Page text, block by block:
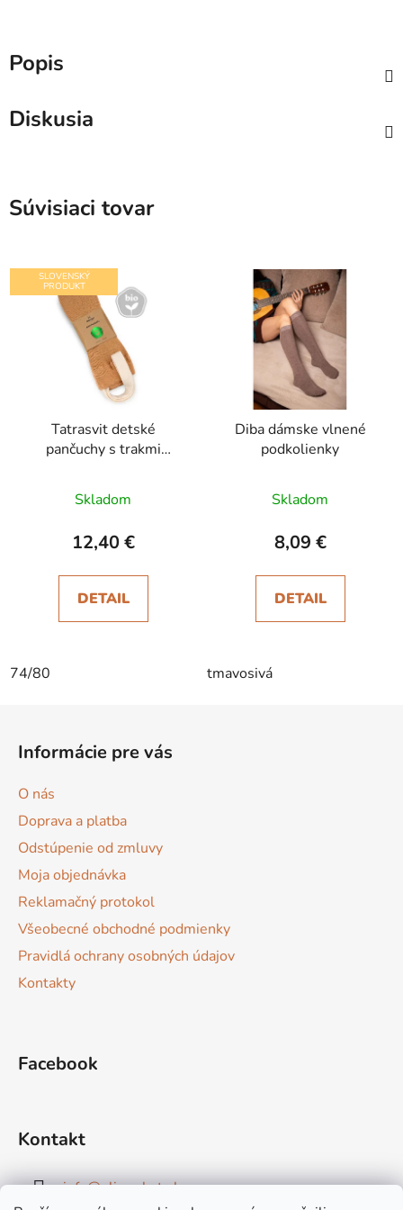
Popis
Diskusia
Súvisiaci tovar
SLOVENSKÝ
PRODUKT
Tatrasvit detské
pančuchy s trakmi
Skladom
12,40 €
DETAIL
74/80
Diba dámske vlnené
podkolienky
Skladom
8,09 €
DETAIL
tmavosivá
Informácie pre vás
O nás
Doprava a platba
Odstúpenie od zmluvy
Moja objednávka
Reklamačný protokol
Všeobecné obchodné podmienky
Pravidlá ochrany osobných údajov
Kontakty
Facebook
Kontakt
info@elimarket.sk